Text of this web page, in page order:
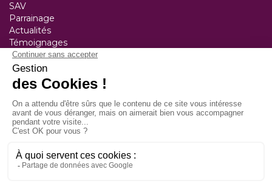
SAV
Parrainage
Actualités
Témoignages
Nos agences
Constructeur Saint-Lô
50 rue Alexis de Tocqueville
50000 Saint Lô
Tél :02 33 77 42 80
20 rue Alain Chartier
14400 Bayeux